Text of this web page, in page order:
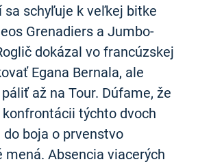
sa schyľuje k veľkej bitke
Grenadiers a Jumbo-
dokázal vo francúzskej
Egana Bernala, ale
až na Tour. Dúfame, že
týchto dvoch
boja o prvenstvo
mená. Absencia viacerých